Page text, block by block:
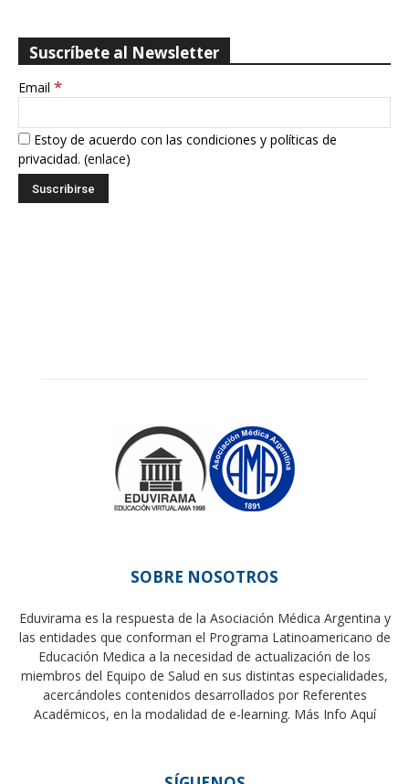
Suscríbete al Newsletter
Email *
Estoy de acuerdo con las condiciones y políticas de
privacidad. (enlace)
SOBRE NOSOTROS
Eduvirama es la respuesta de la Asociación Médica Argentina y
las entidades que conforman el Programa Latinoamericano de
Educación Medica a la necesidad de actualización de los
miembros del Equipo de Salud en sus distintas especialidades,
acercándoles contenidos desarrollados por Referentes
Académicos, en la modalidad de e-learning. Más Info Aquí